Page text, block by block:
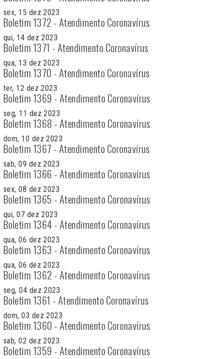
sex, 15 dez 2023
Boletim 1372 - Atendimento Coronavírus
qui, 14 dez 2023
Boletim 1371 - Atendimento Coronavírus
qua, 13 dez 2023
Boletim 1370 - Atendimento Coronavírus
ter, 12 dez 2023
Boletim 1369 - Atendimento Coronavírus
seg, 11 dez 2023
Boletim 1368 - Atendimento Coronavírus
dom, 10 dez 2023
Boletim 1367 - Atendimento Coronavírus
sab, 09 dez 2023
Boletim 1366 - Atendimento Coronavírus
sex, 08 dez 2023
Boletim 1365 - Atendimento Coronavírus
qui, 07 dez 2023
Boletim 1364 - Atendimento Coronavírus
qua, 06 dez 2023
Boletim 1363 - Atendimento Coronavírus
qua, 06 dez 2023
Boletim 1362 - Atendimento Coronavírus
seg, 04 dez 2023
Boletim 1361 - Atendimento Coronavírus
dom, 03 dez 2023
Boletim 1360 - Atendimento Coronavírus
sab, 02 dez 2023
Boletim 1359 - Atendimento Coronavírus